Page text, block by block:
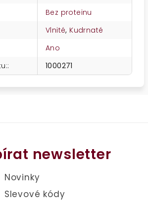
Bez proteinu
Vlnité, Kudrnaté
Ano
: 1000271
newsletter